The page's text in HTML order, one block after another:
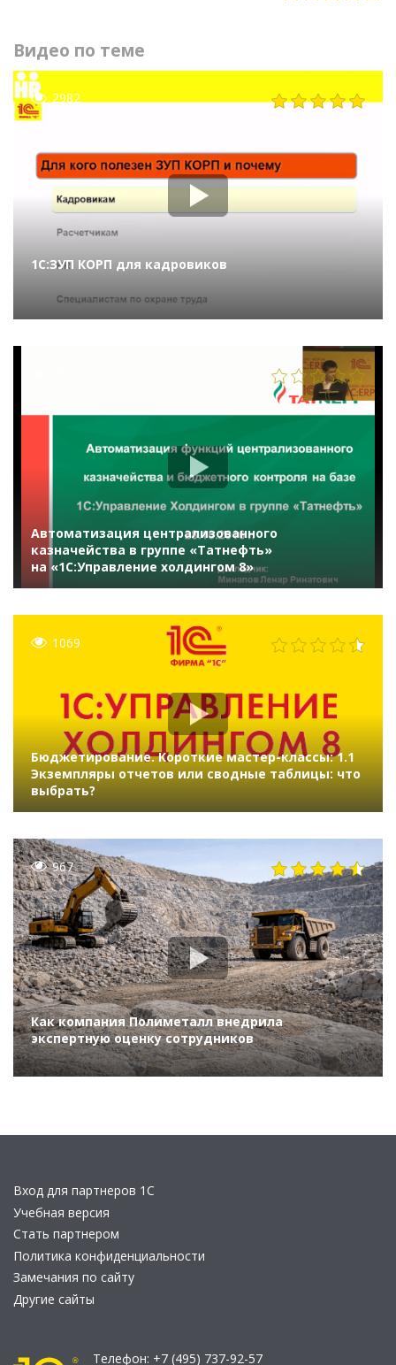
Видео по теме
2982
1С:ЗУП КОРП для кадровиков
Автоматизация централизованного
казначейства в группе «Татнефть»
на «1С:Управление холдингом 8»
1069
Бюджетирование. Короткие мастер-классы: 1.1
Экземпляры отчетов или сводные таблицы: что
выбрать?
967
Как компания Полиметалл внедрила
экспертную оценку сотрудников
Вход для партнеров 1С
Учебная версия
Стать партнером
Политика конфиденциальности
Замечания по сайту
Другие сайты
Телефон: +7 (495) 737-92-57